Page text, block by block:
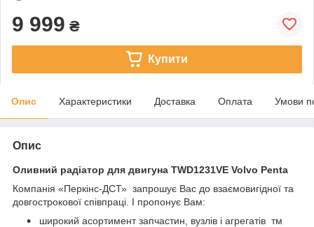
9 999 ₴
Купити
Опис Характеристики Доставка Оплата Умови
Опис
Оливний радіатор для двигуна TWD1231VE Volvo Penta
Компанія «Перкінс-ДСТ» запрошує Вас до взаємовигідної та
довгострокової співпраці. І пропонує Вам:
широкий асортимент запчастин, вузлів і агрегатів тм